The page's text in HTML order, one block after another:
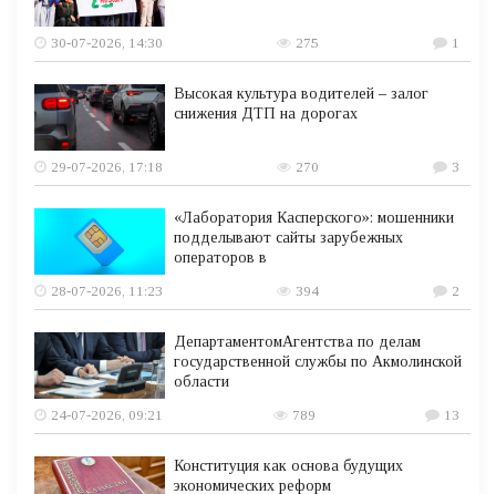
30-07-2026, 14:30 275 1
Высокая культура водителей – залог
снижения ДТП на дорогах
29-07-2026, 17:18 270 3
«Лаборатория Касперского»: мошенники
подделывают сайты зарубежных
операторов в
28-07-2026, 11:23
394 2
ДепартаментомАгентства по делам
государственной службы по Акмолинской
области
24-07-2026, 09:21
789 13
Конституция как основа будущих
экономических реформ